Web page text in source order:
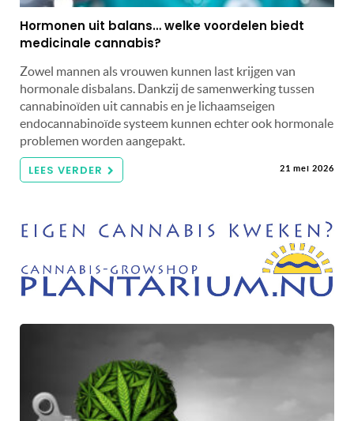
Hormonen uit balans… welke voordelen biedt
medicinale cannabis?
Zowel mannen als vrouwen kunnen last krijgen van
hormonale disbalans. Dankzij de samenwerking tussen
cannabinoïden uit cannabis en je lichaamseigen
endocannabinoïde systeem kunnen echter ook hormonale
problemen worden aangepakt.
LEES VERDER 21 mei 2026